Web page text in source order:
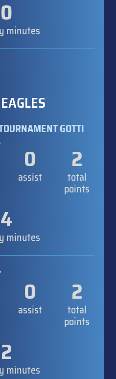
0
minutes
GOTTI
0
assist
2
total
points
4
minutes
0
assist
2
total
points
2
minutes